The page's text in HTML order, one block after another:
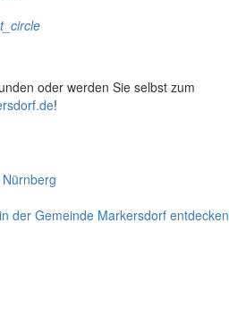
oder werden Sie selbst zum
!